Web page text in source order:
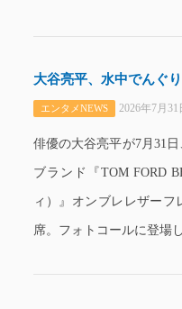
大谷亮平、水中でんぐ
エンタメNEWS 2026年7月31
俳優の大谷亮平が7月31
ブランド『TOM FORD
ィ）』オンブレレザー
席。フォトコールに登場